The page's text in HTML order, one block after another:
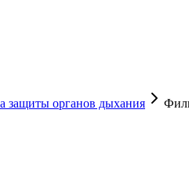
защиты органов дыхания